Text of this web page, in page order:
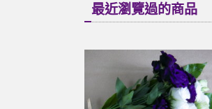
最近瀏覽過的商品